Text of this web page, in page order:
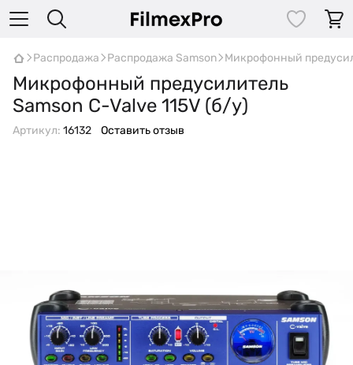
Распродажа Распродажа Samson Микрофонный
Микрофонный предусилитель
Samson C-Valve 115V (б/у)
Артикул: 16132 Оставить отзыв